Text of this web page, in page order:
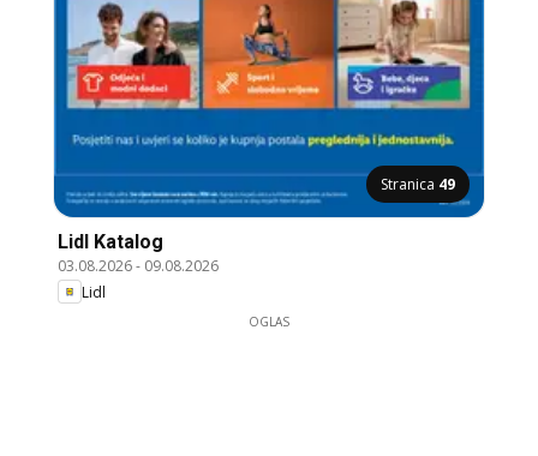
Stranica 49
Lidl Katalog
03.08.2026- 09.08.2026
Lidl
OGLAS